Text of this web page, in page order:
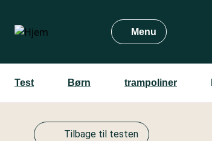
hovedindhold
Menu
Test Børn trampoliner
Tilbage til testen